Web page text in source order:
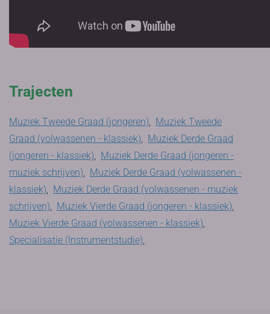
Trajecten
Muziek Tweede Graad (jongeren), Muziek Tweede
Graad (volwassenen - klassiek), Muziek Derde Graad
(jongeren - klassiek), Muziek Derde Graad (jongeren -
muziek schrijven), Muziek Derde Graad (volwassenen -
klassiek), Muziek Derde Graad (volwassenen - muziek
schrijven), Muziek Vierde Graad (jongeren - klassiek),
Muziek Vierde Graad (volwassenen - klassiek),
Specialisatie (Instrumentstudie),